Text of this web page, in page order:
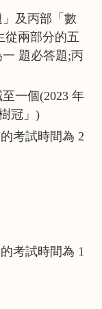
及丙部「數
從兩部分的五
題必答題;丙
一個(2023 年
冠」)
考試時間為 2
考試時間為 1